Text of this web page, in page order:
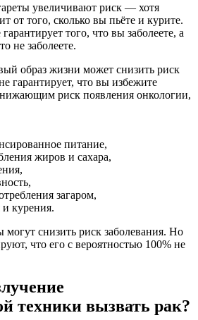
увеличивают риск — хотя
от того, сколько вы пьёте и курите.
того, что вы заболеете, а
не заболеете.
образ жизни может снизить риск
гарантирует, что вы избежите
риск появления онкологии,
питание,
жиров и сахара,
,
загаром,
и курения.
снизить риск заболевания. Но
что его с вероятностью 100% не
техники вызвать рак?